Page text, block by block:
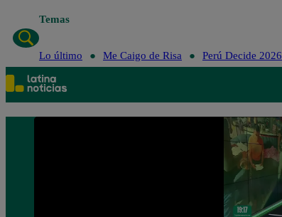
Temas
Lo último Me Caigo de Risa Perú Decide 2026